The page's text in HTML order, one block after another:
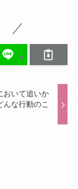
おいて追いか
んな行動のこ